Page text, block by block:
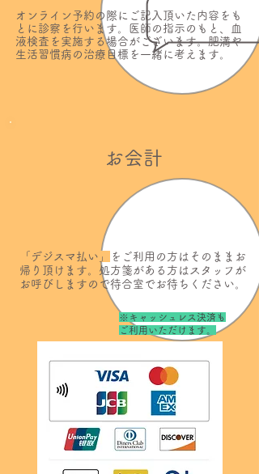
オンライン予約の際にご記入頂いた内容をも
とに診察を行います。医師の指示のもと、血
液検査を実施する場合がございます。肥満や
生活習慣病の治療目標を一緒に考えます。
お会計
「デジスマ払い」
をご利用の方はそのままお
帰り頂けます。処方箋がある方はスタッフが
お呼びしますので待合室でお待ちください。
※キャッシュレス決済も
ご利用いただけます。